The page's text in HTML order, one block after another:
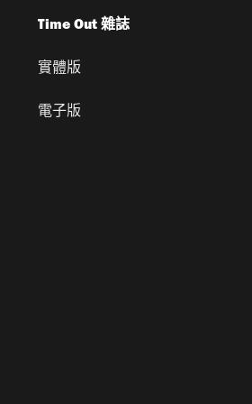
Time Out 雜誌
實體版
電子版